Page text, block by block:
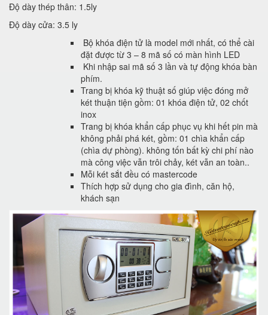
Độ dày thép thân: 1.5ly
Độ dày cửa: 3.5 ly
Bộ khóa điện tử là model mới nhất, có thể cài
đặt được từ 3 – 8 mã số có màn hình LED
Khi nhập sai mã số 3 lần và tự động khóa bàn
phím.
Trang bị khóa kỹ thuật số giúp việc đóng mở
két thuận tiện gồm: 01 khóa điện tử, 02 chốt
inox
Trang bị khóa khẩn cấp phục vụ khi hết pin mà
không phải phá két, gồm: 01 chìa khẩn cấp
(chìa dự phòng). không tốn bất kỳ chi phí nào
mà công việc vẫn trôi chảy, két vẫn an toàn..
Mỗi két sắt đều có mastercode
Thích hợp sử dụng cho gia đình, căn hộ,
khách sạn